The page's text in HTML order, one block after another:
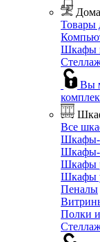
Товары
Шкафы
Вы
Все
Шкафы-
Шкафы-
Шкафы
Шкафы
Пеналы
Полки